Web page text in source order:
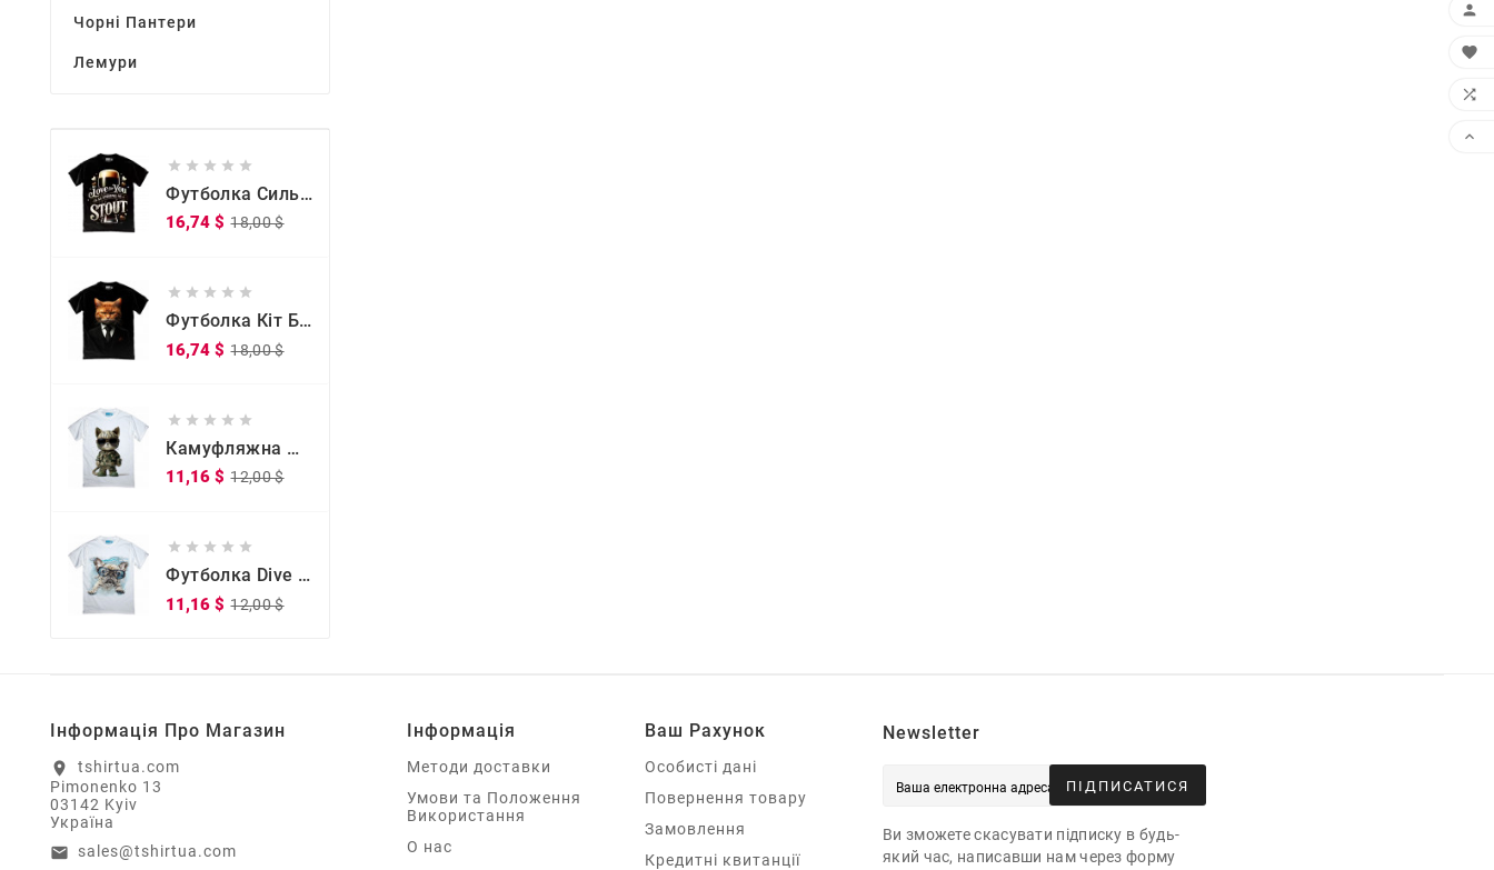
Чорні Пантери
Лемури
    
Футболка Сильна, Як Міцне Кохання
16,74 $ 18,00 $
    
Футболка Кіт Бос
16,74 $ 18,00 $
    
Камуфляжна Футболка Kitty Commander
11,16 $ 12,00 $
    
Футболка Dive Doggy Dive Doggy
11,16 $ 12,00 $
Інформація Про Магазин
location_on
tshirtua.com
Pimonenko 13
03142 Kyiv
Україна
email sales@tshirtua.com
Інформація
Методи доставки
Умови та Положення
Використання
О нас
Ваш Рахунок
Особисті дані
Повернення товару
Замовлення
Кредитні квитанції
Newsletter
ПІДПИСАТИСЯ
Ви зможете скасувати підписку в будь-
який час, написавши нам через форму



